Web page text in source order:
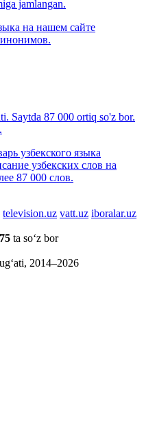
jamlangan.
на нашем сайте
Saytda 87 000 ortiq so'z bor.
узбекского языка
узбекских слов на
87 000 слов.
television.uz vatt.uz iboralar.uz
ta so‘z bor
2014–2026